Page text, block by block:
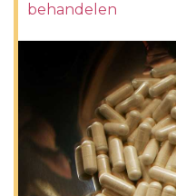
behandelen